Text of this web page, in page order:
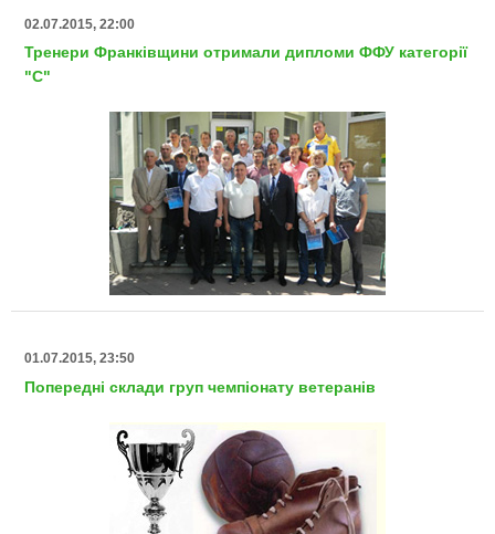
02.07.2015, 22:00
Тренери Франківщини отримали дипломи ФФУ категорії
"С"
01.07.2015, 23:50
Попередні склади груп чемпіонату ветеранів